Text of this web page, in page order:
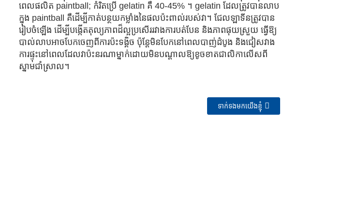
ពេលផលិត paintball; កំរិតប្រើ gelatin គឺ 40-45% ។ gelatin ដែលត្រូវបានលាប
ក្នុង paintball គឺដើម្បីកាត់បន្ថយកម្លាំងនៃផលប៉ះពាល់របស់វា។ ជែលឡាទីនត្រូវបាន
រៀបចំឡើង ដើម្បីបង្កើតតុល្យភាពដ៏ល្អប្រសើររវាងការបត់បែន និងភាពផុយស្រួយ ធ្វើឱ្យ
បាល់លាបអាចបែកចេញពីការប៉ះទង្គិច ប៉ុន្តែមិនបែកនៅពេលបាញ់ដំបូង និងជៀសវាង
ការផ្ទុះនៅពេលដែលវាប៉ះនរណាម្នាក់ដោយមិនបណ្តាលឱ្យខូចខាតជាលិកាលើសពី
ស្នាមជាំស្រាល។
ទាក់ទងមកយើងខ្ញុំ